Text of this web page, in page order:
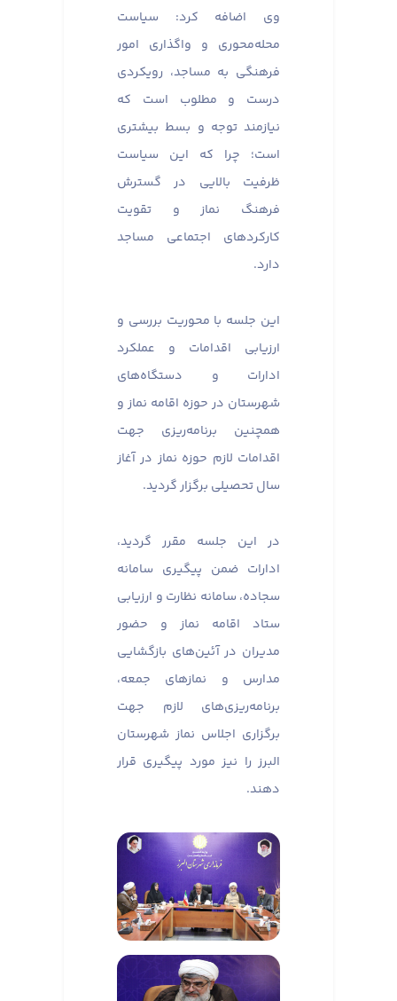
وی اضافه کرد: سیاست
محله‌محوری و واگذاری امور
فرهنگی به مساجد، رویکردی
درست و مطلوب است که
نیازمند توجه و بسط بیشتری
است؛ چرا که این سیاست
ظرفیت بالایی در گسترش
فرهنگ نماز و تقویت
کارکردهای اجتماعی مساجد
دارد.
این جلسه با محوریت بررسی و
ارزیابی اقدامات و عملکرد
ادارات و دستگاه‌های
شهرستان در حوزه اقامه نماز و
همچنین برنامه‌ریزی جهت
اقدامات لازم حوزه نماز در آغاز
سال تحصیلی برگزار گردید.
در این جلسه مقرر گردید،
ادارات ضمن پیگیری سامانه
سجاده، سامانه نظارت و ارزیابی
ستاد اقامه نماز و حضور
مدیران در آئین‌های بازگشایی
مدارس و نماز‌های جمعه،
برنامه‌ریزی‌های لازم جهت
برگزاری اجلاس نماز شهرستان
البرز را نیز مورد پیگیری قرار
دهند.